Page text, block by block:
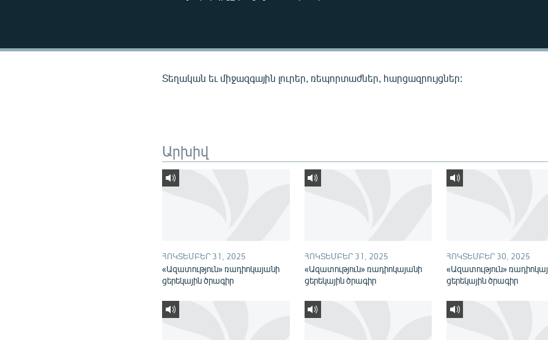
ՍՊՈՐՏ
Տեղական եւ միջազգային լուրեր, ռեպորտաժներ, հարցազրույցներ:
Արխիվ
ՀՈԿՏԵՄԲԵՐ 31, 2025
«Ազատություն» ռադիոկայանի
ցերեկային ծրագիր
ՀՈԿՏԵՄԲԵՐ 31, 2025
«Ազատություն» ռադիոկայանի
ցերեկային ծրագիր
ՀՈԿՏԵՄԲԵՐ 30, 2025
«Ազատություն»
ցերեկային ծրագիր